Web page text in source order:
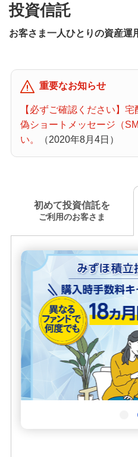
投資信託ランキング
投資信託口座
投資信託口座開設・積立
相場急変時、目的を思い
マーケットレポート
【2021年に購入した
び継続管理勘定残高をお
12月の一部取引の停止に
外国投資信託ご購入為替
投資信託
お客さま一人ひとりの資産運
重要なお知らせ
【必ずご確認ください】
偽ショートメッセージ（
い。
（2020年8月4日）
初めて投資信託を
ご利用のお客さま